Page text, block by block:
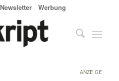
Newsletter Werbung
ANZEIGE